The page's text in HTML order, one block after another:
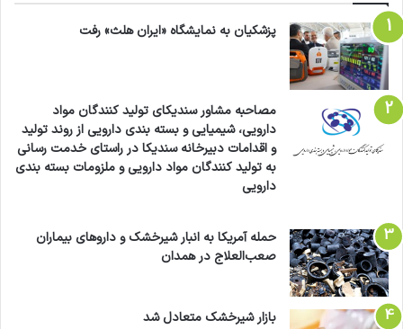
پزشکیان به نمایشگاه «ایران هلث» رفت
مصاحبه مشاور سندیکای تولید کنندگان مواد
دارویی، شیمیایی و بسته بندی دارویی از روند تولید
و اقدامات دبیرخانه سندیکا در راستای خدمت رسانی
به تولید کنندگان مواد دارویی و ملزومات بسته بندی
دارویی
حمله آمریکا به انبار شیرخشک و داروهای بیماران
صعب‌العلاج در همدان
بازار شیرخشک متعادل شد